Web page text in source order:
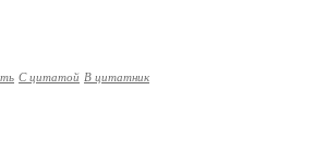
С цитатой В цитатник